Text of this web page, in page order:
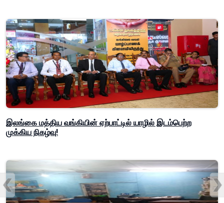
இலங்கை மத்திய வங்கியின் ஏற்பாட்டில் யாழில் இடம்பெற்ற
முக்கிய நிகழ்வு!